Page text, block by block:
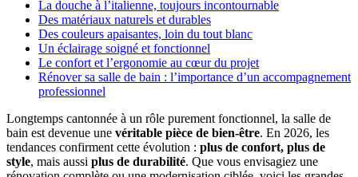
La douche à l’italienne, toujours incontournable
Des matériaux naturels et durables
Des couleurs apaisantes, loin du tout blanc
Un éclairage soigné et fonctionnel
Le confort et l’ergonomie au cœur du projet
Rénover sa salle de bain : l’importance d’un accompagnement
professionnel
Longtemps cantonnée à un rôle purement fonctionnel, la salle de
bain est devenue une véritable pièce de bien-être. En 2026, les
tendances confirment cette évolution : plus de confort, plus de
style, mais aussi plus de durabilité. Que vous envisagiez une